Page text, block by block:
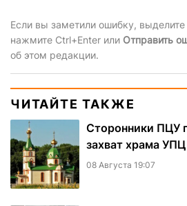
Если вы заметили ошибку,
нажмите Ctrl+Enter или Отправить
об этом редакции.
ЧИТАЙТЕ ТАКЖЕ
Сторонники ПЦУ
захват храма
08 Августа 19:07